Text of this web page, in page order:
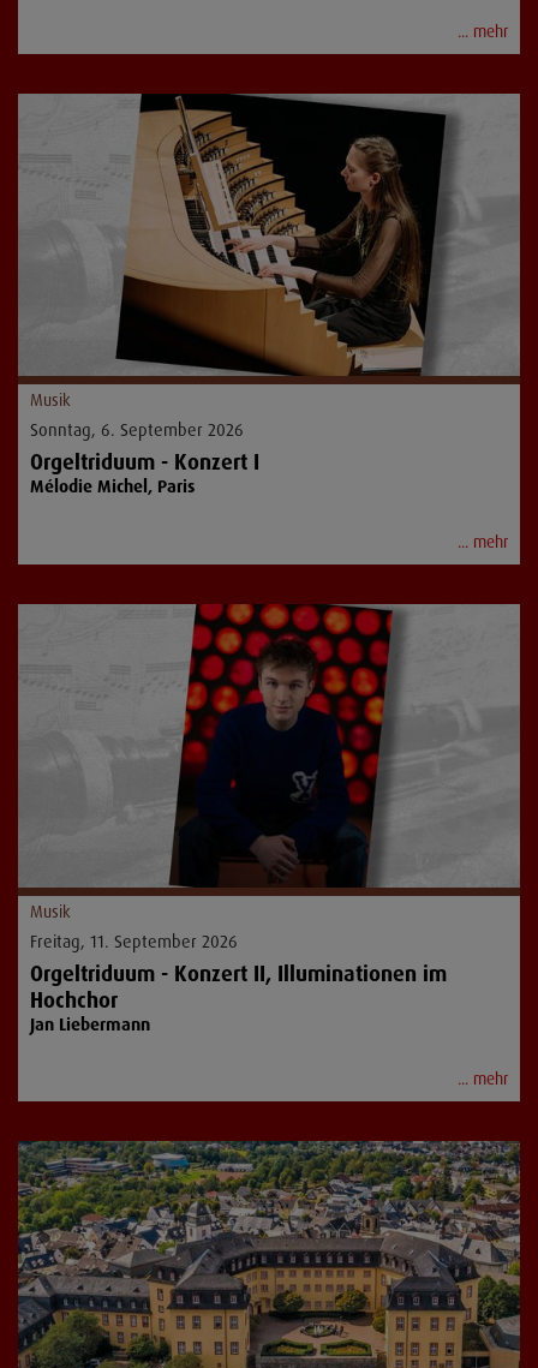
... mehr
Musik
Sonntag, 6. September 2026
Orgeltriduum - Konzert I
Mélodie Michel, Paris
... mehr
Musik
Freitag, 11. September 2026
Orgeltriduum - Konzert II, Illuminationen im
Hochchor
Jan Liebermann
... mehr